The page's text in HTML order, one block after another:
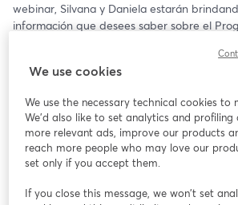
webinar, Silvana y Daniela estarán
información que desees saber sobre el
🗓️ 20 de mayo
¡Te Esperamos!
We use cookies
We use the necessary technical cookies to
We'd also like to set analytics and profiling
more relevant ads, improve our products
reach more people who may love our
set only if you accept them.
If you close this message, we won’t set